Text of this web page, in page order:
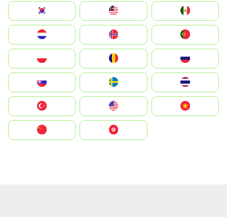
South Korea
United States
中國香港特別行政區